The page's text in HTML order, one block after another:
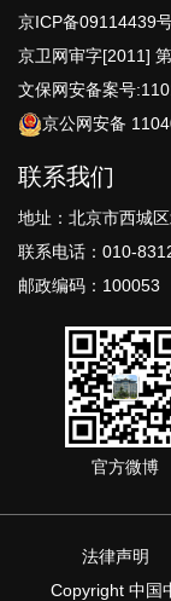
京ICP备09114439
京卫网审字[2011]
文保网安备案号
京公网安备
联系我们
地址：北京市西城
联系电话：010-
邮政编码：100053
官方微博
法律声明
Copyright 中国